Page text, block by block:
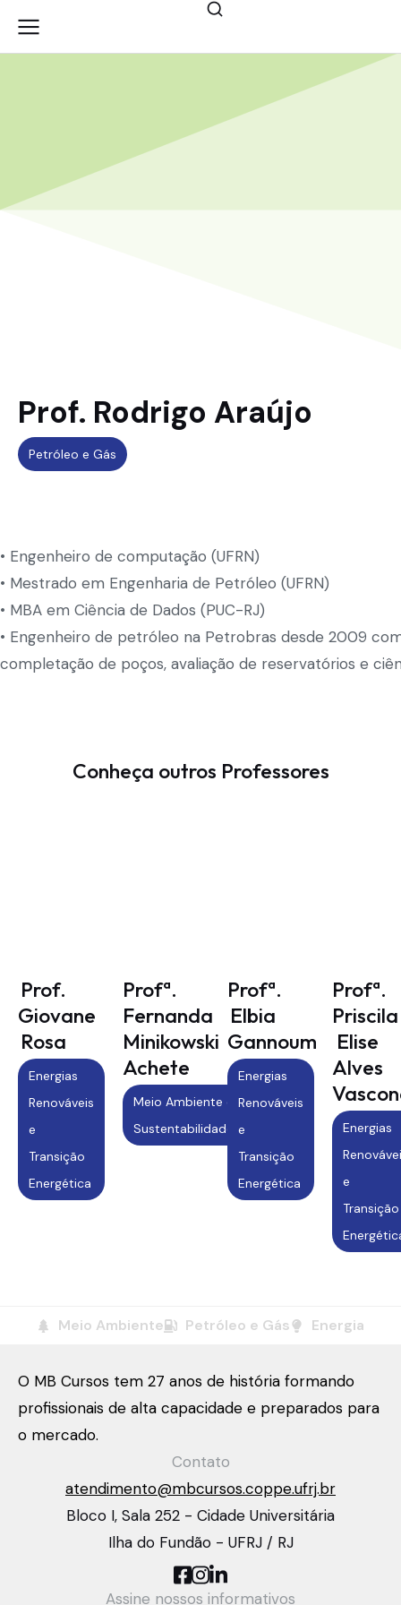
Prof. Rodrigo Araújo
Petróleo e Gás
• Engenheiro de computação (UFRN)
• Mestrado em Engenharia de Petróleo (UFRN)
• MBA em Ciência de Dados (PUC-RJ)
• Engenheiro de petróleo na Petrobras desde 2009
completação de poços, avaliação de reservatórios e
Conheça outros Professores
Prof.
Giovane
Rosa
Energias
Renováveis
e
Transição
Energética
Profª.
Fernanda
Minikowski
Achete
Meio Ambiente e
Sustentabilidade
Profª.
Elbia
Gannoum
Energias
Renováveis
e
Transição
Energética
Profª.
Priscila
Elise
Alves
Energias
e
Transição
Meio Ambiente Petróleo e Gás Energia
O MB Cursos tem 27 anos de história formando
profissionais de alta capacidade e preparados para
o mercado.
Contato
atendimento@mbcursos.coppe.ufrj.br
Bloco I, Sala 252 - Cidade Universitária
Ilha do Fundão - UFRJ / RJ
Assine nossos informativos